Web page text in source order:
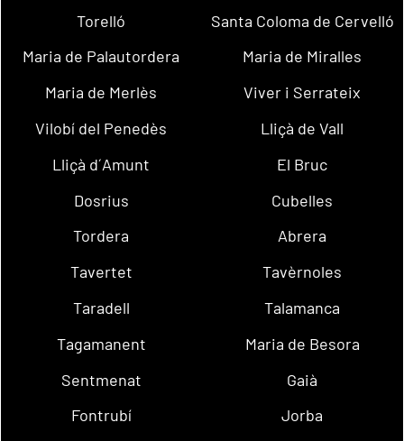
Torelló
Santa Coloma de Cervelló
Maria de Palautordera
Maria de Miralles
Maria de Merlès
Viver i Serrateix
Vilobí del Penedès
Lliçà de Vall
Lliçà d´Amunt
El Bruc
Dosrius
Cubelles
Tordera
Abrera
Tavertet
Tavèrnoles
Taradell
Talamanca
Tagamanent
Maria de Besora
Sentmenat
Gaià
Fontrubí
Jorba